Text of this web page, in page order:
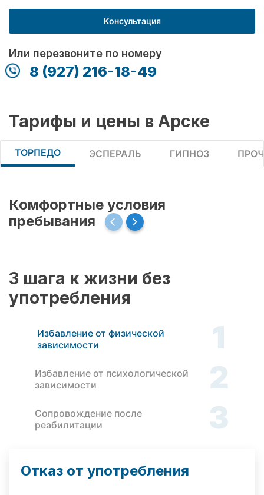
Консультация
Или перезвоните по номеру
8 (927) 216-18-49
Тарифы и цены в Арске
ТОРПЕДО ЭСПЕРАЛЬ ГИПНОЗ
Комфортные условия
пребывания
3 шага к жизни без
употребления
Избавление от физической
зависимости
1
Избавление от психологической
зависимости
2
Сопровождение после
реабилитации
3
Отказ от употребления